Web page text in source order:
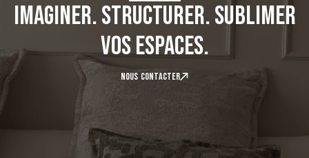
Imaginer. Structurer. Sublimer
vos espaces.
NOUS CONTACTER